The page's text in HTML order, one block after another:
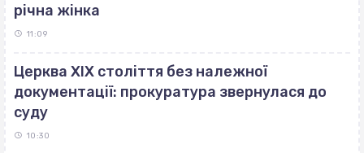
річна жінка
11:09
Церква ХІХ століття без належної
документації: прокуратура звернулася до
суду
10:30